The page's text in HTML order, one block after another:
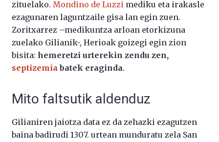
zituelako. Mondino de Luzzi mediku eta irakasle
ezagunaren laguntzaile gisa lan egin zuen.
Zoritxarrez –medikuntza arloan etorkizuna
zuelako Gilianik-, Herioak goizegi egin zion
bisita: hemeretzi urterekin zendu zen,
septizemiabatek eraginda.
Mito faltsutik aldenduz
Gilianiren jaiotza data ez da zehazki ezagutzen
baina badirudi 1307. urtean munduratu zela San